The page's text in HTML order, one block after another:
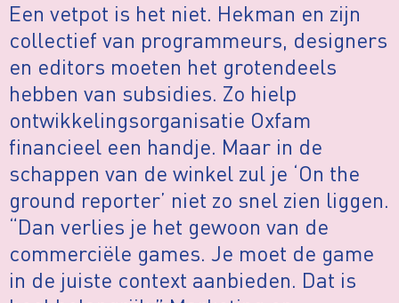
Een vetpot is het niet. Hekman en zijn
collectief van programmeurs, designers
en editors moeten het grotendeels
hebben van subsidies. Zo hielp
ontwikkelingsorganisatie Oxfam
financieel een handje. Maar in de
schappen van de winkel zul je ‘On the
ground reporter’ niet zo snel zien liggen.
“Dan verlies je het gewoon van de
commerciële games. Je moet de game
in de juiste context aanbieden. Dat is